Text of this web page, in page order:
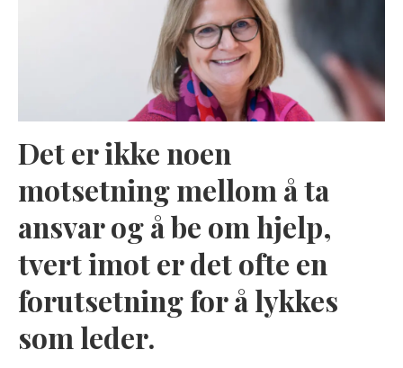
Det er ikke noen
motsetning mellom å ta
ansvar og å be om hjelp,
tvert imot er det ofte en
forutsetning for å lykkes
som leder.